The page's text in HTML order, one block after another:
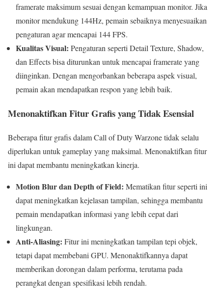
framerate maksimum sesuai dengan kemampuan monitor. Jika
monitor mendukung 144Hz, pemain sebaiknya menyesuaikan
pengaturan agar mencapai 144 FPS.
Kualitas Visual: Pengaturan seperti Detail Texture, Shadow,
dan Effects bisa diturunkan untuk mencapai framerate yang
diinginkan. Dengan mengorbankan beberapa aspek visual,
pemain akan mendapatkan respon yang lebih baik.
Menonaktifkan Fitur Grafis yang Tidak Esensial
Beberapa fitur grafis dalam Call of Duty Warzone tidak selalu
diperlukan untuk gameplay yang maksimal. Menonaktifkan fitur
ini dapat membantu meningkatkan kinerja.
Motion Blur dan Depth of Field: Mematikan fitur seperti ini
dapat meningkatkan kejelasan tampilan, sehingga membantu
pemain mendapatkan informasi yang lebih cepat dari
lingkungan.
Anti-Aliasing: Fitur ini meningkatkan tampilan tepi objek,
tetapi dapat membebani GPU. Menonaktifkannya dapat
memberikan dorongan dalam performa, terutama pada
perangkat dengan spesifikasi lebih rendah.